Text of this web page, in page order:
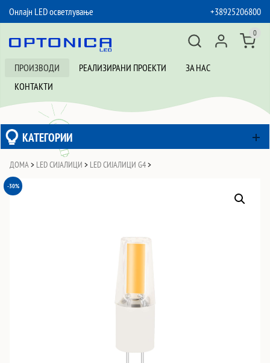
Онлајн LED осветлување
+38925206800
ПРОИЗВОДИ РЕАЛИЗИРАНИ ПРОЕКТИ
ЗА НАС
КОНТАКТИ
0
КАТЕГОРИИ
ДОМА > LED СИЈАЛИЦИ > LED СИЈАЛИЦИ G4>
-30%